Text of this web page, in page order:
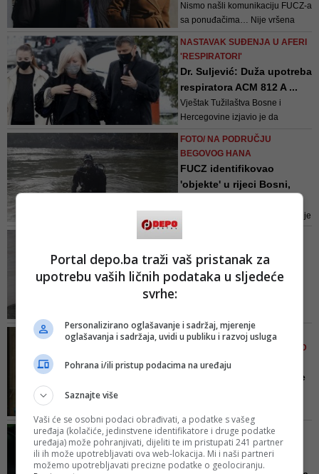
Nismo našli komunikaciju FUCZ-a
sa ponuđačima… Nije vršena
rekla je Znahor, koja je bila
federalni budžetski inspektor
NASTAVAK SUĐENJA U AFERI
'RESPIRATORI'
Dr. Suljević: Duža upotreba
respiratora ACM 812 A ...
Vještak Tužilaštva Bosne i
Hercegovine izjavio je da
respiratori koji su u aprilu 2020.
srednje teških i teških pacijenata
oboljelih od kovida
FOTO/ NA PODRUČJU
BEGOVOG HANA
FUCZ identifikovao
'objekte' u rijeci Bosni,
Dvojica turskih radnika kompanije
ponedjeljak su u mjestu Topčić
Polje pored magistralnog puta M-
17 upala u rijeku Bosnu
FUCZ u potrazi za drugim
turskim državljaninom
rijeka Bosna nabujala, uslijed
obilnih padavina
POMOĆNICA DIREKTORA
FUCZ-A SANITA ALAGIĆ PRED
SUDOM BIH
Skandalozno svjedočenje
ugovorom potpisanim 3. aprila
naznačeno da se radi o
respiratorima HCM812A, ali da je
to bila greška, koja je kasnije
ZBOG NEMOGUĆNOSTI
ANGAŽMANA HELIKOPTERA
OSBIH
Portal depo.ba traži vaš pristanak za
upotrebu vaših ličnih podataka u sljedeće
svrhe:
Personalizirano oglašavanje i sadržaj, mjerenje
oglašavanja i sadržaja, uvidi u publiku i razvoj usluga
Pohrana i/ili pristup podacima na uređaju
Saznajte više
Vaši će se osobni podaci obrađivati, a podatke s vašeg
uređaja (kolačiće, jedinstvene identifikatore i druge podatke
uređaja) može pohranjivati, dijeliti te im pristupati 241 partner
ili ih može upotrebljavati ova web-lokacija. Mi i naši partneri
možemo upotrebljavati precizne podatke o geolociranju.